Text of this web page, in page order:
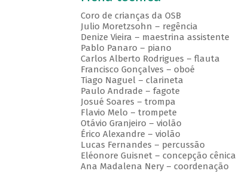
Coro de crianças da OSB
Julio Moretzsohn – regência
Denize Vieira – maestrina assistente
Pablo Panaro – piano
Carlos Alberto Rodrigues – flauta
Francisco Gonçalves – oboé
Tiago Naguel – clarineta
Paulo Andrade – fagote
Josué Soares – trompa
Flavio Melo – trompete
Otávio Granjeiro – violão
Érico Alexandre – violão
Lucas Fernandes – percussão
Eléonore Guisnet – concepção cênica
Ana Madalena Nery – coordenação